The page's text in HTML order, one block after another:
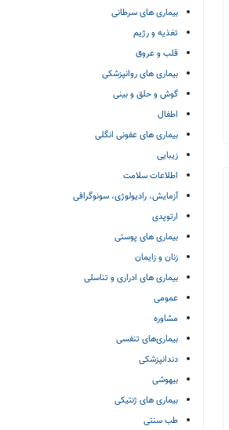
بیماری های سرطانی
تغذیه و رژیم
قلب و عروق
بیماری های روانپزشکی
گوش و حلق و بینی
اطفال
بیماری های عفونی انگلی
زیبایی
اطلاعات سلامت
آزمایش، رادیولوژی، سونوگرافی
ارتوپدی
بیماری های پوستی
زنان و زایمان
بیماری های ادراری و تناسلی
عمومی
مشاوره
بیماری‌های تنفسی
دندانپزشکی
بیهوشی
بیماری های ژنتیکی
طب سنتی